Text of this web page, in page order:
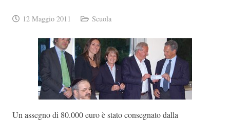
12 Maggio 2011 Scuola
Un assegno di 80.000 euro è stato consegnato dalla